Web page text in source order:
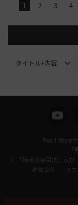
1 2 3 4
Pearl Abyss
「特定商取引法」及
運営会社
フ